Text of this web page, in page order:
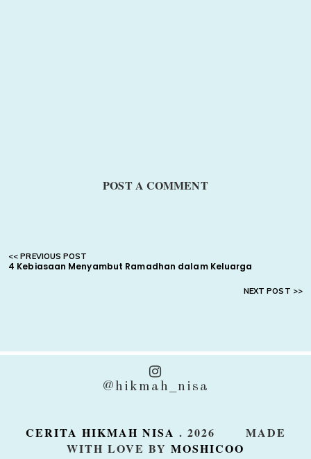
POST A COMMENT
4 Kebiasaan Menyambut Ramadhan dalam Keluarga
@hikmah_nisa
CERITA HIKMAH NISA . 2026
MADE
WITH LOVE BY MOSHICOO